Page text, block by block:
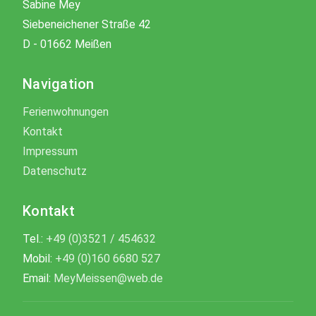
Sabine Mey
Siebeneichener Straße 42
D - 01662 Meißen
Navigation
Ferienwohnungen
Kontakt
Impressum
Datenschutz
Kontakt
Tel.: +49 (0)3521 / 454632
Mobil: +49 (0)160 6680 527
Email: MeyMeissen@web.de